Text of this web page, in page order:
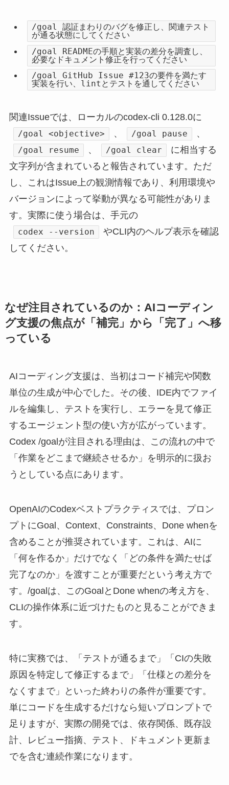
/goal 認証まわりのバグを修正し、関連テスト
が通る状態にしてください
/goal READMEの手順と実装の差分を調査し、
必要なドキュメント修正を行ってください
/goal GitHub Issue #123の要件を満たす
実装を行い、lintとテストを通してください
関連Issueでは、ローカルのcodex-cli 0.128.0に
/goal <objective> 、 /goal pause 、
/goal resume 、 /goal clear
に相当する
文字列が含まれていると報告されています。ただ
し、これはIssue上の観測情報であり、利用環境や
バージョンによって挙動が異なる可能性がありま
す。実際に使う場合は、手元の
codex --version
やCLI内のヘルプ表示を確認
してください。
なぜ注目されているのか：AIコーディン
グ支援の焦点が「補完」から「完了」へ移
っている
AIコーディング支援は、当初はコード補完や関数
単位の生成が中心でした。その後、IDE内でファイ
ルを編集し、テストを実行し、エラーを見て修正
するエージェント型の使い方が広がっています。
Codex /goalが注目される理由は、この流れの中で
「作業をどこまで継続させるか」を明示的に扱お
うとしている点にあります。
OpenAIのCodexベストプラクティスでは、プロン
プトにGoal、Context、Constraints、Done whenを
含めることが推奨されています。これは、AIに
「何を作るか」だけでなく「どの条件を満たせば
完了なのか」を渡すことが重要だという考え方で
す。/goalは、このGoalとDone whenの考え方を、
CLIの操作体系に近づけたものと見ることができま
す。
特に実務では、「テストが通るまで」「CIの失敗
原因を特定して修正するまで」「仕様との差分を
なくすまで」といった終わりの条件が重要です。
単にコードを生成するだけなら短いプロンプトで
足りますが、実際の開発では、依存関係、既存設
計、レビュー指摘、テスト、ドキュメント更新ま
でを含む連続作業になります。